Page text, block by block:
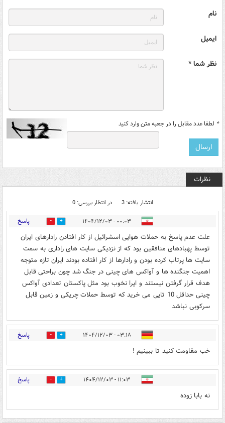
نام
ایمیل
نظر شما *
* لطفا عدد مقابل را در جعبه متن وارد کنید
نظرات
انتشار یافته: 3 در انتظار بررسی: 0
۰۰:۰۳ - ۱۴۰۴/۱۲/۰۳ 0 پاسخ
علت عدم پاسخ به حملات هوایی اسشرائیل از کار افتادن رادارهای ایران
توسط پهبادهای منافقین بود که از نزدیکی سایت های راداری به سمت
سایت ها پرتاب کرده بودن و رادارها از کار افتاده بودند ایران تازه متوجه
اهمیت جنگنده ها و آواکس های چینی در جنگ شد چون براحتی قابل
هدف قرار گرفتن نیستند و ایرا نخوب بود مثل پاکستان تعدادی آواکس
چینی حداقل 10 تایی می خرید که توسط حملات چریکی و زمین قابل
سرکوبی نباشد
۰۳:۱۸ - ۱۴۰۴/۱۲/۰۳ 1 پاسخ
خب مقاومت کنید تا ببینیم !
۱۱:۰۳ - ۱۴۰۴/۱۲/۰۳ 1 پاسخ
نه بابا زوده